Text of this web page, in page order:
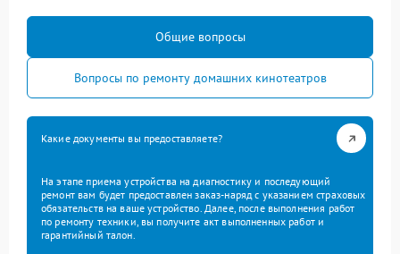
Общие вопросы
Вопросы по ремонту домашних кинотеатров
Какие документы вы предоставляете?
На этапе приема устройства на диагностику и последующий
ремонт вам будет предоставлен заказ-наряд с указанием страховых
обязательств на ваше устройство. Далее, после выполнения работ
по ремонту техники, вы получите акт выполненных работ и
гарантийный талон.